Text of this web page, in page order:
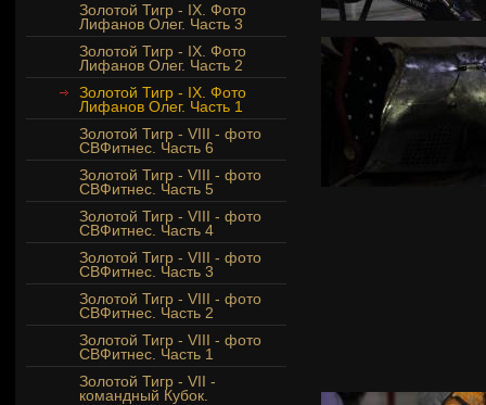
Золотой Тигр - IX. Фото
Лифанов Олег. Часть 3
Золотой Тигр - IX. Фото
Лифанов Олег. Часть 2
Золотой Тигр - IX. Фото
Лифанов Олег. Часть 1
Золотой Тигр - VIII - фото
СВФитнес. Часть 6
Золотой Тигр - VIII - фото
СВФитнес. Часть 5
Золотой Тигр - VIII - фото
СВФитнес. Часть 4
Золотой Тигр - VIII - фото
СВФитнес. Часть 3
Золотой Тигр - VIII - фото
СВФитнес. Часть 2
Золотой Тигр - VIII - фото
СВФитнес. Часть 1
Золотой Тигр - VII -
командный Кубок.